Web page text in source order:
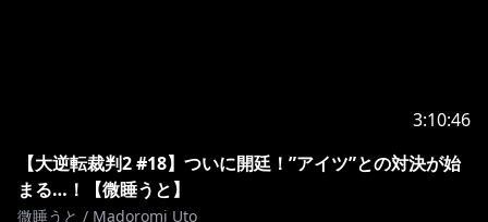
3:10:46
【大逆転裁判2 #18】ついに開廷！”アイツ”との対決が始
まる…！【微睡うと】
微睡うと / Madoromi Uto